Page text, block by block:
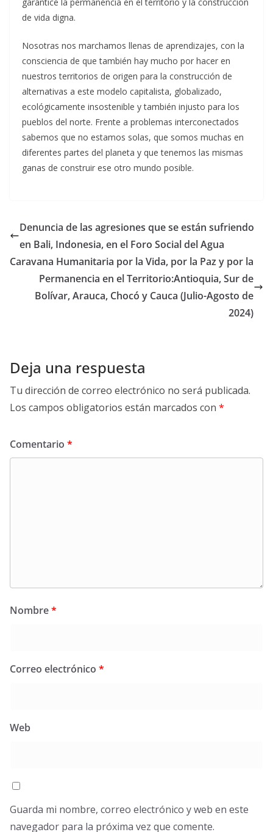
de vida digna.
Nosotras nos marchamos llenas de aprendizajes, con la
consciencia de que también hay mucho por hacer en
nuestros territorios de origen para la construcción de
alternativas a este modelo capitalista, globalizado,
ecológicamente insostenible y también injusto para los
pueblos del norte. Frente a problemas interconectados
sabemos que no estamos solas, que somos muchas en
diferentes partes del planeta y que tenemos las mismas
ganas de construir ese otro mundo posible.
Denuncia de las agresiones que se están sufriendo
en Bali, Indonesia, en el Foro Social del Agua
Caravana Humanitaria por la Vida, por la Paz y por la
Permanencia en el Territorio:Antioquia, Sur de
Bolívar, Arauca, Chocó y Cauca (Julio-Agosto de
2024)
Deja una respuesta
Tu dirección de correo electrónico no será publicada.
Los campos obligatorios están marcados con *
Comentario *
Nombre*
Correo electrónico *
Web
Guarda mi nombre, correo electrónico y web en este
navegador para la próxima vez que comente.